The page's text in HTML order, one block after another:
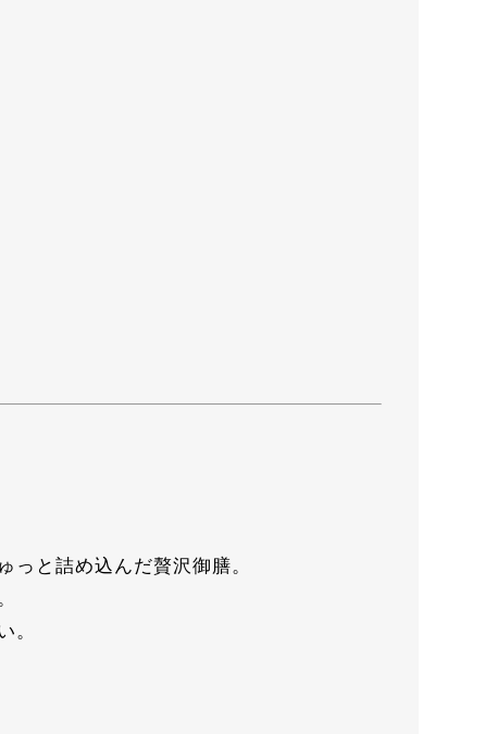
と詰め込んだ贅沢御膳。
。